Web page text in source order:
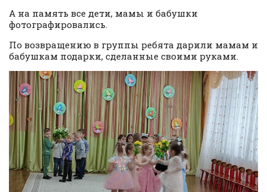
А на память все дети, мамы и бабушки
фотографировались.
По возвращению в группы ребята дарили мамам и
бабушкам подарки, сделанные своими руками.